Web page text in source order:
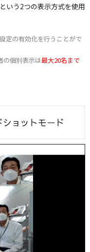
いう2つの表示方式を使用
定の有効化を行うことがで
の個別表示は最大20名まで
ョットモード